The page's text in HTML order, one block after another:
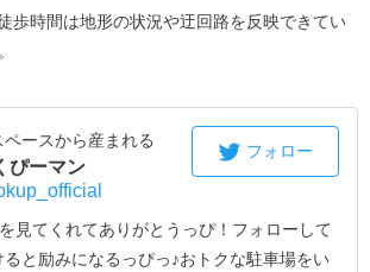
歩時間は地形の状況や迂回路を反映できてい
ペースから産まれる
ぴーマン
フォロー
見てくれてありがとうっぴ！ フォローして
ると励みになるっぴっ♪おトクな駐車場をい